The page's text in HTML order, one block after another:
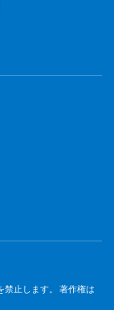
止します。 著作権は